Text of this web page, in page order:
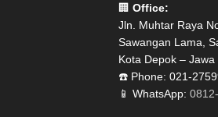
🏢 Office:
Jln. Muhtar Raya
Sawangan Lama,
Kota Depok – Jawa
☎️ Phone: 021-
📱 WhatsApp: